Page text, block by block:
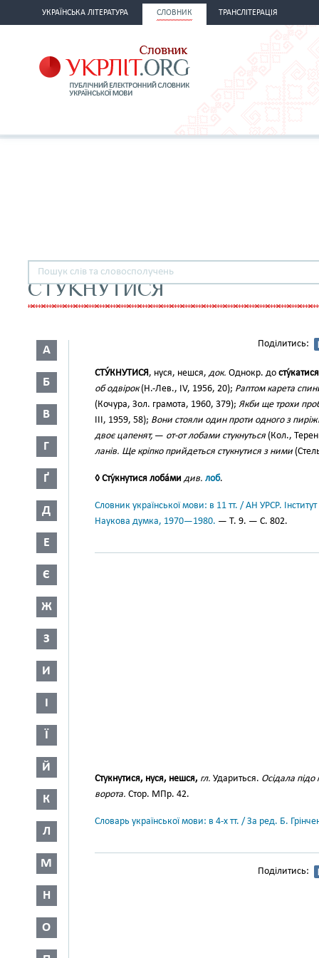
УКРАЇНСЬКА ЛІТЕРАТУРА СЛОВНИК ТРАНСЛІТЕРАЦІЯ
СТУКНУТИСЯ
А
Б
В
Г
Ґ
Д
Е
Є
Ж
З
И
І
Ї
Й
К
Л
М
Н
О
Поділитись:
СТУ́КНУТИСЯ, нуся, нешся, док. Однокр. до сту́катися
об одвірок(Н.-Лев., IV, 1956, 20); Раптом карета
(Кочура, Зол. грамота, 1960, 379); Якби ще трохи
III, 1959, 58); Вони стояли один проти одного з
двоє цапенят, — от-от лобами стукнуться (Кол.,
ланів. Ще кріпко прийдеться стукнутися з ними
◊ Сту́кнутися лоба́ми див. лоб.
Словник української мови: в 11 тт. / АН УРСР.
Наукова думка, 1970—1980. — Т. 9. — С. 802.
Стукнутися, нуся, нешся, гл. Удариться. Осідала
ворота. Стор. МПр. 42.
Словарь української мови: в 4-х тт. / За ред. Б.
Поділитись: